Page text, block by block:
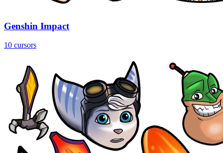
Genshin Impact
10 cursors